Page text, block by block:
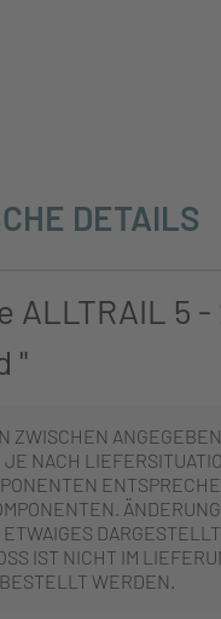
DETAILS
5 -
"
ZWISCHEN
NACH
IST NICHT IM
WERDEN.